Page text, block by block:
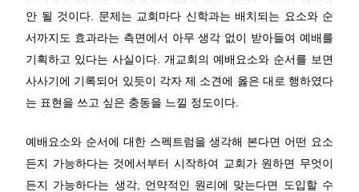
안 될 것이다. 문제는 교회마다 신학과는 배치되는 요소와 순
서까지도 효과라는 측면에서 아무 생각 없이 받아들여 예배를
기획하고 있다는 사실이다. 개교회의 예배요소와 순서를 보면
사사기에 기록되어 있듯이 각자 제 소견에 옳은 대로 행하였다
는 표현을 쓰고 싶은 충동을 느낄 정도이다.
예배요소와 순서에 대한 스펙트럼을 생각해 본다면 어떤 요소
든지 가능하다는 것에서부터 시작하여 교회가 원하면 무엇이
든지 가능하다는 생각, 언약적인 원리에 맞는다면 도입할 수